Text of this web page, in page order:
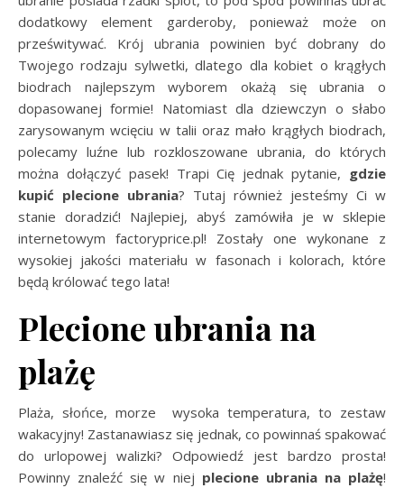
dodatkowy element garderoby, ponieważ może on
prześwitywać. Krój ubrania powinien być dobrany do
Twojego rodzaju sylwetki, dlatego dla kobiet o krągłych
biodrach najlepszym wyborem okażą się ubrania o
dopasowanej formie! Natomiast dla dziewczyn o słabo
zarysowanym wcięciu w talii oraz mało krągłych biodrach,
polecamy luźne lub rozkloszowane ubrania, do których
można dołączyć pasek! Trapi Cię jednak pytanie, gdzie
kupić plecione ubrania? Tutaj również jesteśmy Ci w
stanie doradzić! Najlepiej, abyś zamówiła je w sklepie
internetowym factoryprice.pl! Zostały one wykonane z
wysokiej jakości materiału w fasonach i kolorach, które
będą królować tego lata!
Plecione ubrania na
plażę
Plaża, słońce, morze wysoka temperatura, to zestaw
wakacyjny! Zastanawiasz się jednak, co powinnaś spakować
do urlopowej walizki? Odpowiedź jest bardzo prosta!
Powinny znaleźć się w niej plecione ubrania na plażę!